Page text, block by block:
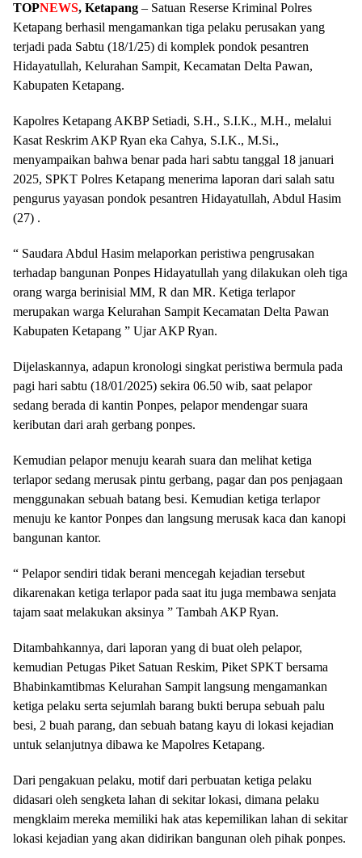
TOPNEWS, Ketapang – Satuan Reserse Kriminal Polres
Ketapang berhasil mengamankan tiga pelaku perusakan yang
terjadi pada Sabtu (18/1/25) di komplek pondok pesantren
Hidayatullah, Kelurahan Sampit, Kecamatan Delta Pawan,
Kabupaten Ketapang.
Kapolres Ketapang AKBP Setiadi, S.H., S.I.K., M.H., melalui
Kasat Reskrim AKP Ryan eka Cahya, S.I.K., M.Si.,
menyampaikan bahwa benar pada hari sabtu tanggal 18 januari
2025, SPKT Polres Ketapang menerima laporan dari salah satu
pengurus yayasan pondok pesantren Hidayatullah, Abdul Hasim
(27) .
“ Saudara Abdul Hasim melaporkan peristiwa pengrusakan
terhadap bangunan Ponpes Hidayatullah yang dilakukan oleh tiga
orang warga berinisial MM, R dan MR. Ketiga terlapor
merupakan warga Kelurahan Sampit Kecamatan Delta Pawan
Kabupaten Ketapang ” Ujar AKP Ryan.
Dijelaskannya, adapun kronologi singkat peristiwa bermula pada
pagi hari sabtu (18/01/2025) sekira 06.50 wib, saat pelapor
sedang berada di kantin Ponpes, pelapor mendengar suara
keributan dari arah gerbang ponpes.
Kemudian pelapor menuju kearah suara dan melihat ketiga
terlapor sedang merusak pintu gerbang, pagar dan pos penjagaan
menggunakan sebuah batang besi. Kemudian ketiga terlapor
menuju ke kantor Ponpes dan langsung merusak kaca dan kanopi
bangunan kantor.
“ Pelapor sendiri tidak berani mencegah kejadian tersebut
dikarenakan ketiga terlapor pada saat itu juga membawa senjata
tajam saat melakukan aksinya ” Tambah AKP Ryan.
Ditambahkannya, dari laporan yang di buat oleh pelapor,
kemudian Petugas Piket Satuan Reskim, Piket SPKT bersama
Bhabinkamtibmas Kelurahan Sampit langsung mengamankan
ketiga pelaku serta sejumlah barang bukti berupa sebuah palu
besi, 2 buah parang, dan sebuah batang kayu di lokasi kejadian
untuk selanjutnya dibawa ke Mapolres Ketapang.
Dari pengakuan pelaku, motif dari perbuatan ketiga pelaku
didasari oleh sengketa lahan di sekitar lokasi, dimana pelaku
mengklaim mereka memiliki hak atas kepemilikan lahan di sekitar
lokasi kejadian yang akan didirikan bangunan oleh pihak ponpes.